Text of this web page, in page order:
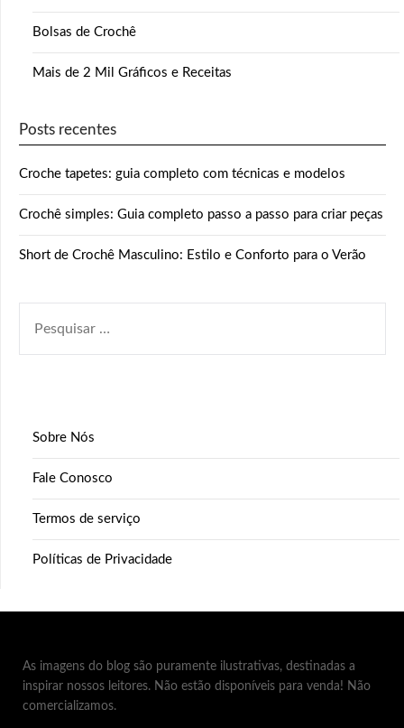
Bolsas de Crochê
Mais de 2 Mil Gráficos e Receitas
Posts recentes
Croche tapetes: guia completo com técnicas e modelos
Crochê simples: Guia completo passo a passo para criar peças
Short de Crochê Masculino: Estilo e Conforto para o Verão
POR:
Sobre Nós
Fale Conosco
Termos de serviço
Políticas de Privacidade
As imagens do blog são puramente ilustrativas, destinadas a
inspirar nossos leitores. Não estão disponíveis para venda! Não
comercializamos.